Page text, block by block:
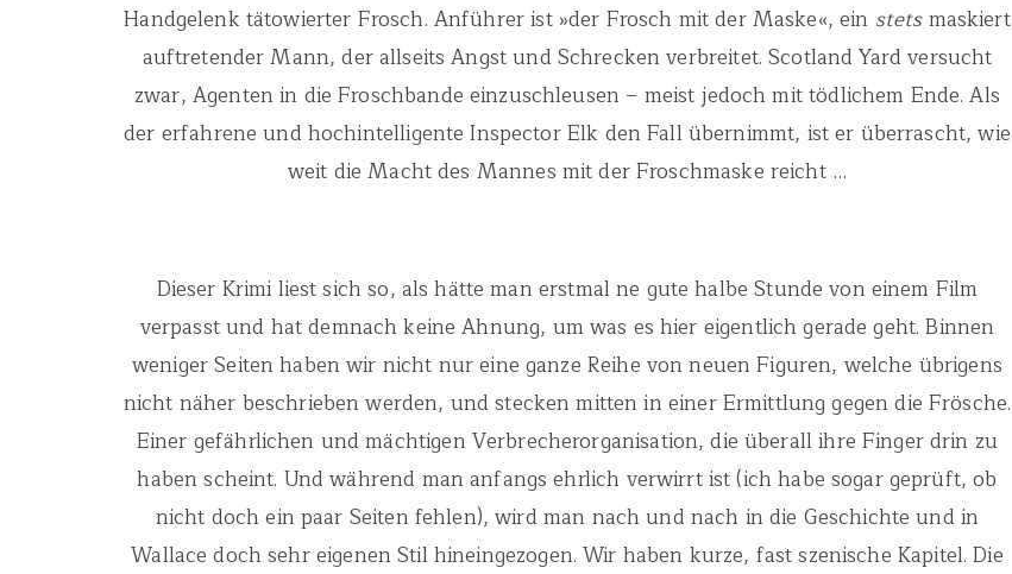
Handgelenk tätowierter Frosch. Anführer ist »der Frosch mit der Maske«, ein stetsmaskiert
auftretender Mann, der allseits Angst und Schrecken verbreitet. Scotland Yard versucht
zwar, Agenten in die Froschbande einzuschleusen – meist jedoch mit tödlichem Ende. Als
der erfahrene und hochintelligente Inspector Elk den Fall übernimmt, ist er überrascht, wie
weit die Macht des Mannes mit der Froschmaske reicht …
Dieser Krimi liest sich so, als hätte man erstmal ne gute halbe Stunde von einem Film
verpasst und hat demnach keine Ahnung, um was es hier eigentlich gerade geht. Binnen
weniger Seiten haben wir nicht nur eine ganze Reihe von neuen Figuren, welche übrigens
nicht näher beschrieben werden, und stecken mitten in einer Ermittlung gegen die Frösche.
Einer gefährlichen und mächtigen Verbrecherorganisation, die überall ihre Finger drin zu
haben scheint. Und während man anfangs ehrlich verwirrt ist (ich habe sogar geprüft, ob
nicht doch ein paar Seiten fehlen), wird man nach und nach in die Geschichte und in
Wallace doch sehr eigenen Stil hineingezogen. Wir haben kurze, fast szenische Kapitel. Die